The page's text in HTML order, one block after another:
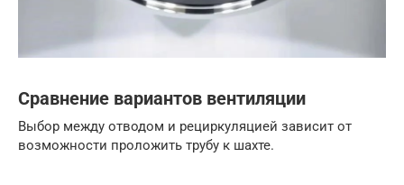
Сравнение вариантов вентиляции
Выбор между отводом и рециркуляцией зависит от
возможности проложить трубу к шахте.